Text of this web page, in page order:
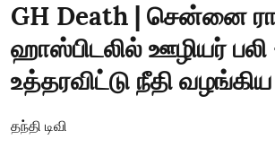
GH Death | சென்னை
ஹாஸ்பிடலில் ஊழியர் பலி
உத்தரவிட்டு நீதி
தந்தி டிவி